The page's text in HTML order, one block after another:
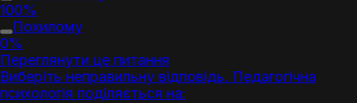
100%
Похилому
0%
Переглянути це питання
Виберіть неправильну відповідь. Педагогічна
психологія поділяється на: